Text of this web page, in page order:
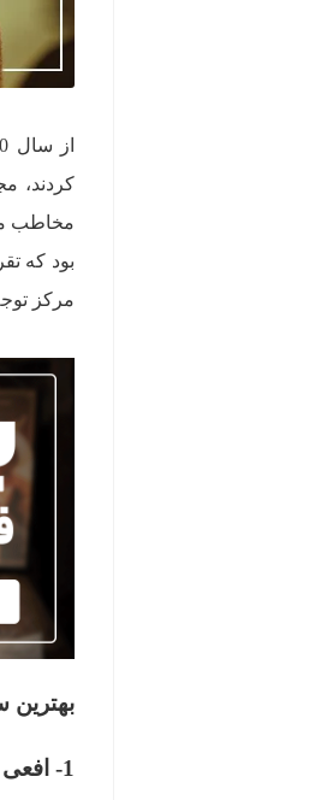
کردند،
مرکز
بهترین
1- افعی تهران